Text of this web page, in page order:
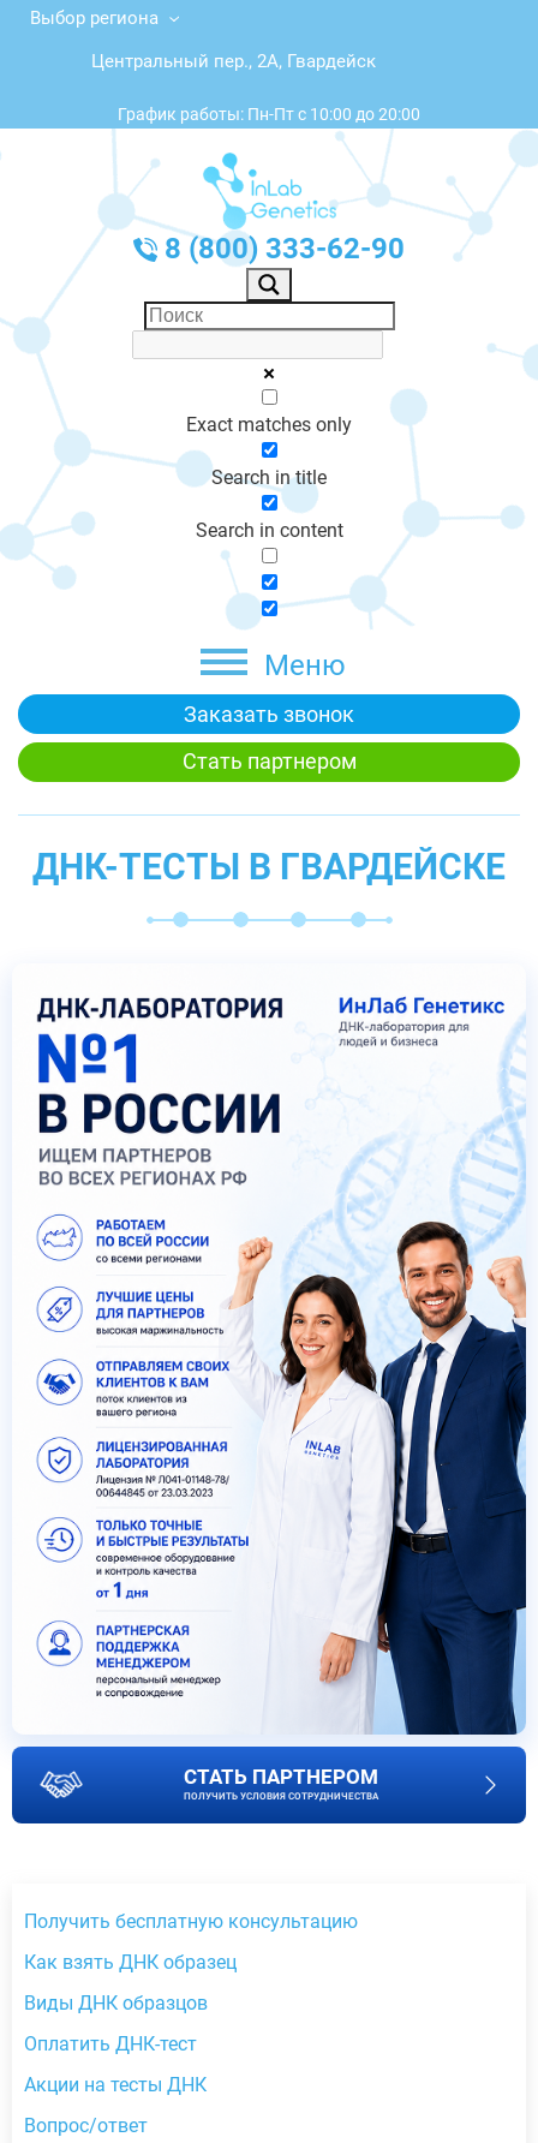
Выбор региона
Центральный пер., 2А, Гвардейск
График работы: Пн-Пт с 10:00 до 20:00
8 (800) 333-62-90
Exact matches only
Search in title
Search in content
Меню
Заказать звонок
Стать партнером
ДНК-ТЕСТЫ В ГВАРДЕЙСКЕ
СТАТЬ ПАРТНЕРОМ
ПОЛУЧИТЬ УСЛОВИЯ СОТРУДНИЧЕСТВА
Получить бесплатную консультацию
Как взять ДНК образец
Виды ДНК образцов
Оплатить ДНК-тест
Акции на тесты ДНК
Вопрос/ответ